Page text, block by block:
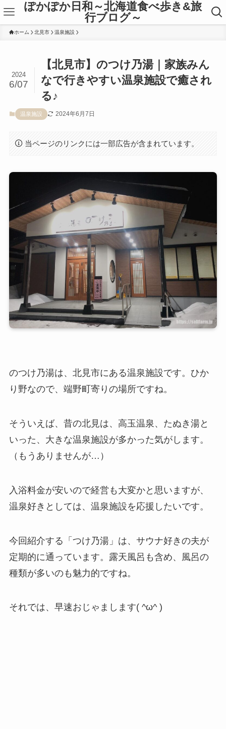
ぽかぽか日和～北海道食べ歩き&旅
行ブログ～
ホーム 北見市 温泉施設
【北見市】のつけ乃湯｜家族みん
なで行きやすい温泉施設で癒され
る♪
2024
6/07
温泉施設 2024年6月7日
当ページのリンクには一部広告が含まれています。
のつけ乃湯は、北見市にある温泉施設です。ひか
り野なので、端野町寄りの場所ですね。
そういえば、昔の北見は、高玉温泉、たぬき湯と
いった、大きな温泉施設が多かった気がします。
（もうありませんが…）
入浴料金が安いので経営も大変かと思いますが、
温泉好きとしては、温泉施設を応援したいです。
今回紹介する「つけ乃湯」は、サウナ好きの夫が
定期的に通っています。露天風呂も含め、風呂の
種類が多いのも魅力的ですね。
それでは、早速おじゃまします( ^ω^ )